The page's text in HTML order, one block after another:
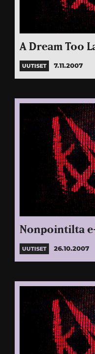
A Dream Too
UUTISET 7.11.2007
Nonpointilta
UUTISET 26.10.2007